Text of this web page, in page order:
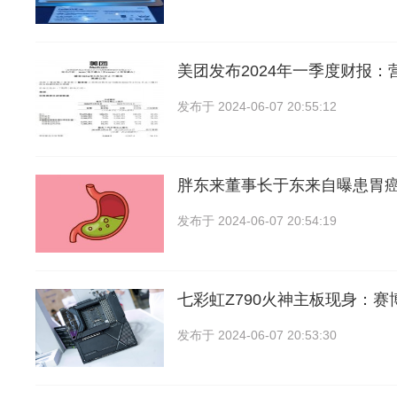
美团发布2024年一季度财报：
发布于 2024-06-07 20:55:12
胖东来董事长于东来自曝患胃
发布于 2024-06-07 20:54:19
七彩虹Z790火神主板现身：赛
发布于 2024-06-07 20:53:30